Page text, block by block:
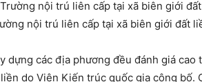
nội trú liên cấp tại xã biên giới đất
dựng các địa phương đều đánh giá
do Viện Kiến trúc quốc gia công bố.